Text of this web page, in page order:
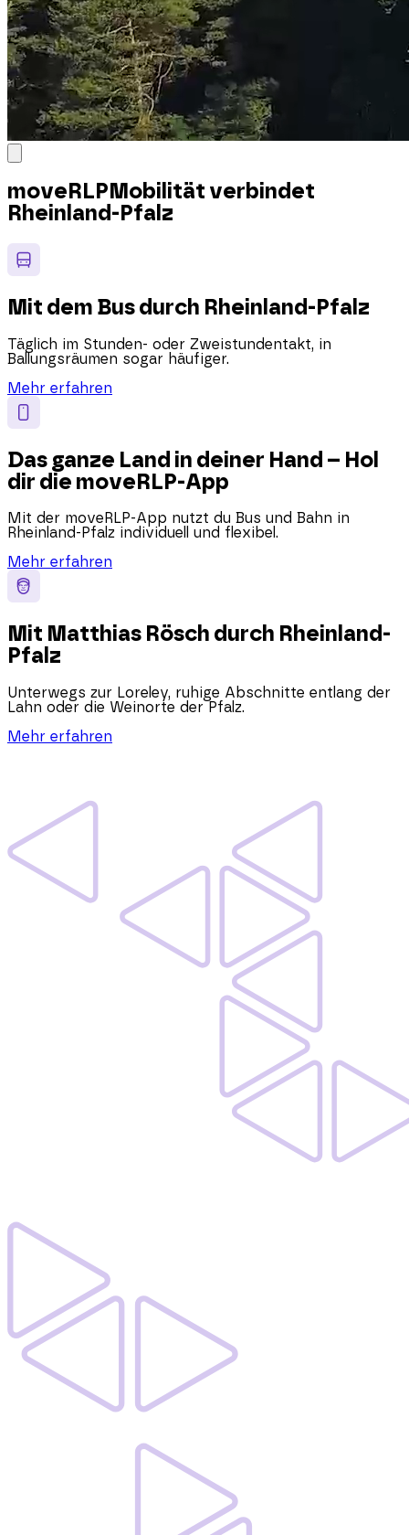
moveRLP Mobilität verbindet
Rheinland-Pfalz
Mit dem Bus durch Rheinland-Pfalz
Täglich im Stunden- oder Zweistundentakt, in
Ballungsräumen sogar häufiger.
Mehr erfahren
Das ganze Land in deiner Hand – Hol
dir die moveRLP-App
Mit der moveRLP-App nutzt du Bus und Bahn in
Rheinland-Pfalz individuell und flexibel.
Mehr erfahren
Mit Matthias Rösch durch Rheinland-
Pfalz
Unterwegs zur Loreley, ruhige Abschnitte entlang der
Lahn oder die Weinorte der Pfalz.
Mehr erfahren